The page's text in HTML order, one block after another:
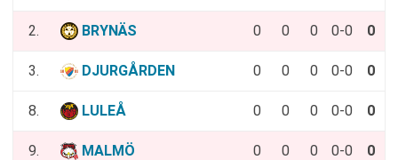
2. BRYNÄS 0 0 0 0-0 0
3. DJURGÅRDEN 0 0 0 0-0 0
8. LULEÅ 0 0 0 0-0 0
9. MALMÖ 0 0 0 0-0 0